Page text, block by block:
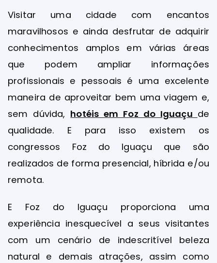
Visitar uma cidade com encantos
maravilhosos e ainda desfrutar de adquirir
conhecimentos amplos em várias áreas
que podem ampliar informações
profissionais e pessoais é uma excelente
maneira de aproveitar bem uma viagem e,
sem dúvida, hotéis em Foz do Iguaçu de
qualidade. E para isso existem os
congressos Foz do Iguaçu que são
realizados de forma presencial, híbrida e/ou
remota.
E Foz do Iguaçu proporciona uma
experiência inesquecível a seus visitantes
com um cenário de indescritível beleza
natural e demais atrações, assim como